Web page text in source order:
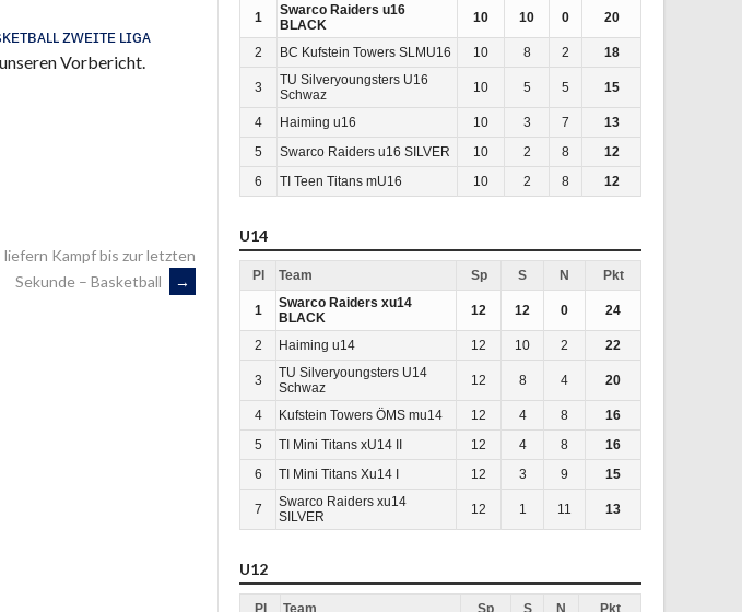
ᴢᴡᴇɪᴛᴇ ʟɪɢᴀ
Vorbericht.
liefern Kampf bis zur letzten
Sekunde – Basketball
→
1
Swarco Raiders u16
BLACK
10 10 0 20
2 BC Kufstein Towers SLMU16 10 8 2 18
3
TU Silveryoungsters U16
Schwaz
10 5 5 15
4 Haiming u16 10 3 7
13
5
Swarco Raiders u16 SILVER 10 2 8
12
6
TI Teen Titans mU16 10 2 8 12
U14
Pl Team Sp S N Pkt
1
Swarco Raiders xu14
BLACK
12 12 0 24
2 Haiming u14 12 10 2 22
3
TU Silveryoungsters U14
Schwaz
12 8 4 20
4 Kufstein Towers ÖMS mu14 12 4 8
16
5
TI Mini Titans xU14 II 12 4 8
16
6
TI Mini Titans Xu14 I 12 3 9 15
7
Swarco Raiders xu14
SILVER
12 1 11 13
U12
Pl Team Sp S N Pkt